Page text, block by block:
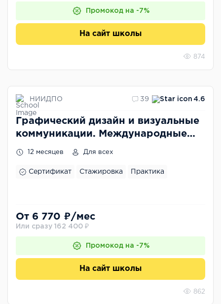
Промокод на -7%
На сайт школы
874
НИИДПО 39 4.6
Графический дизайн и визуальные
коммуникации. Международные
12 месяцев Для всех
Сертификат Стажировка Практика
От 6 770 ₽/мес
Или сразу 162 400 ₽
Промокод на -7%
На сайт школы
862